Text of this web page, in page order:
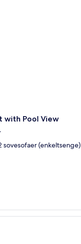
with Pool View
sovesofaer (enkeltsenge)